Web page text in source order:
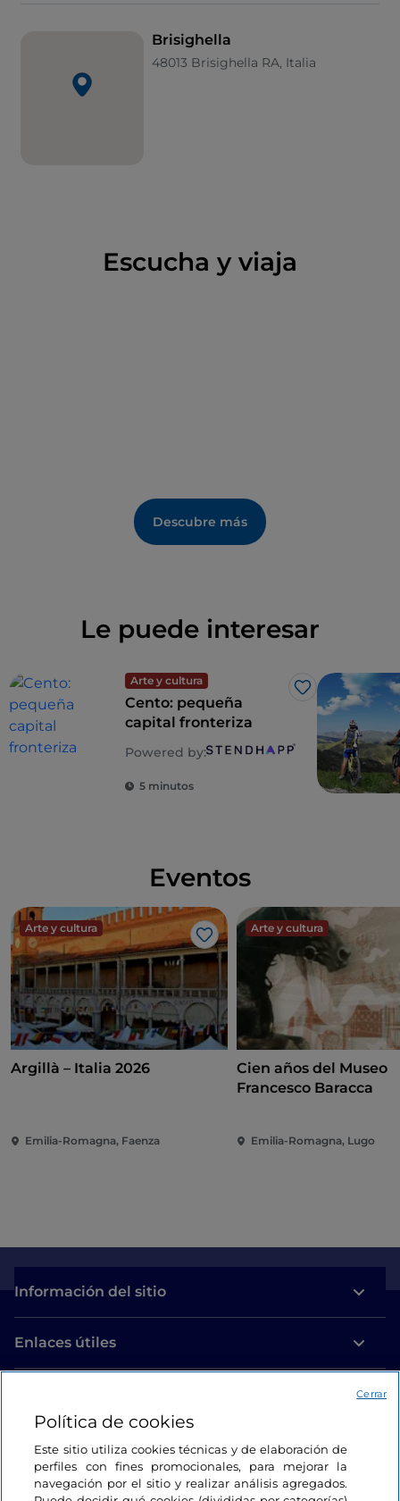
Brisighella
48013 Brisighella RA, Italia
Escucha y viaja
Descubre más
Le puede interesar
Arte y cultura
Me gusta
Cento: pequeña
capital fronteriza
Powered by:
5 minutos
Eventos
Arte y cultura
Me gusta
Argillà – Italia 2026
Emilia-Romagna, Faenza
Arte y cultura
Cien años del Museo
Francesco Baracca
Emilia-Romagna, Lugo
Información del sitio
Enlaces útiles
Estamos en contacto
Política de cookies
Este sitio utiliza cookies técnicas y de elaboración de
perfiles con fines promocionales, para mejorar la
navegación por el sitio y realizar análisis agregados.
Cerrar